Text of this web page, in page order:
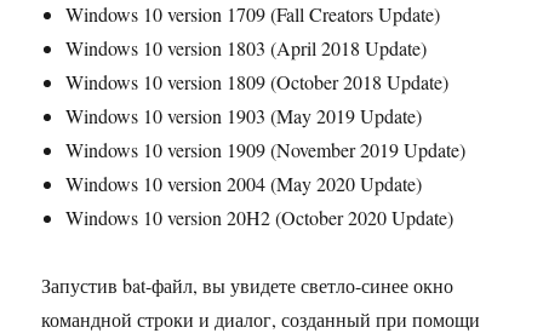
Windows 10 version 1709 (Fall Creators Update)
Windows 10 version 1803 (April 2018 Update)
Windows 10 version 1809 (October 2018 Update)
Windows 10 version 1903 (May 2019 Update)
Windows 10 version 1909 (November 2019 Update)
Windows 10 version 2004 (May 2020 Update)
Windows 10 version 20H2 (October 2020 Update)
Запустив bat-файл, вы увидете светло-синее окно
командной строки и диалог, созданный при помощи